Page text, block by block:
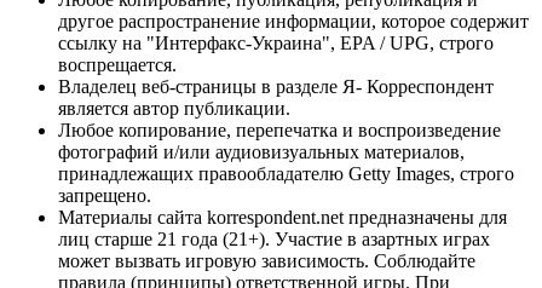
другое распространение информации, которое содержит
ссылку на "Интерфакс-Украина", EPA / UPG, строго
воспрещается.
Владелец веб-страницы в разделе Я- Корреспондент
является автор публикации.
Любое копирование, перепечатка и воспроизведение
фотографий и/или аудиовизуальных материалов,
принадлежащих правообладателю Getty Images, строго
запрещено.
Материалы сайта korrespondent.net предназначены для
лиц старше 21 года (21+). Участие в азартных играх
может вызвать игровую зависимость. Соблюдайте
правила (принципы) ответственной игры. При